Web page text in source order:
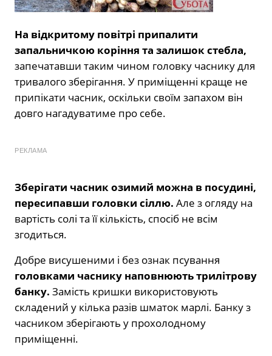
На відкритому повітрі припалити
запальничкою коріння та залишок стебла,
запечатавши таким чином головку часнику для
тривалого зберігання. У приміщенні краще не
припікати часник, оскільки своїм запахом він
довго нагадуватиме про себе.
РЕКЛАМА
Зберігати часник озимий можна в посудині,
пересипавши головки сіллю. Але з огляду на
вартість солі та її кількість, спосіб не всім
згодиться.
Добре висушеними і без ознак псування
головками часнику наповнюють трилітрову
банку. Замість кришки використовують
складений у кілька разів шматок марлі. Банку з
часником зберігають у прохолодному
приміщенні.